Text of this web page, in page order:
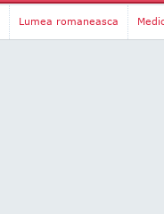
Lumea romaneasca